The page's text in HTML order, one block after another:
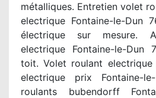
métalliques. Entretien volet
electrique Fontaine-le-Dun
électrique sur mesure.
electrique Fontaine-le-Dun
toit. Volet roulant
electrique prix Fontaine-
roulants bubendorff